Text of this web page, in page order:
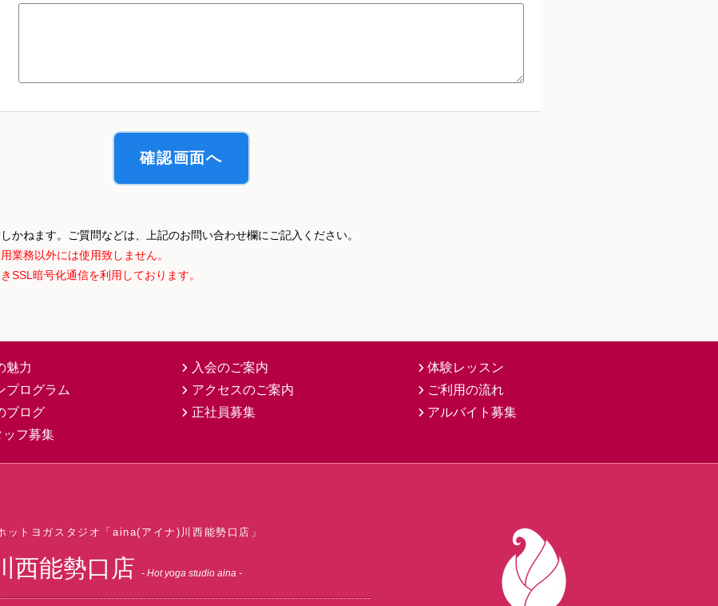
かねます。ご質問などは、上記のお問い合わせ欄にご記入ください。
業務以外には使用致しません。
SSL暗号化通信を利用しております。
魅力 入会のご案内
体験レッスン
プログラム アクセスのご案内
ご利用の流れ
ブログ 正社員募集
アルバイト募集
ッフ募集
ットヨガスタジオ 「aina(アイナ)川西能勢口店」
西能勢口店 - Hot yoga studio aina -